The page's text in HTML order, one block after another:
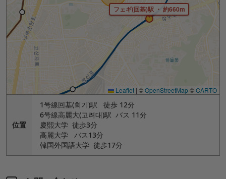
フェギ(回基)駅 ・ 約660m
Leaflet | ©OpenStreetMap©CARTO
位置
1号線回基(회기)駅 徒歩 12分
6号線高麗大(고려대)駅 バス 11分
慶熙大学 徒歩3分
高麗大学 バス13分
韓国外国語大学 徒歩17分